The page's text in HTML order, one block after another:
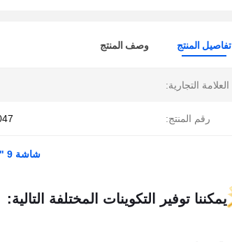
تفاصيل المنتج وصف المنتج
العلامة التجارية:
رقم المنتج:
شاشة 9 "/10.1" لشركة فورد KUGA 2 Escape 3 C-MAX 2012- 2019 Car Multimedia Stereo
يمكننا توفير التكوينات المختلفة التالية: